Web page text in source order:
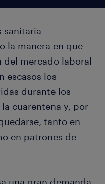
sanitaria
la manera en que
mercado laboral
escasos los
durante los
cuarentena y, por
tanto en
en patrones de